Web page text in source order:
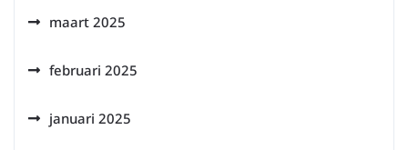
maart 2025
februari 2025
januari 2025